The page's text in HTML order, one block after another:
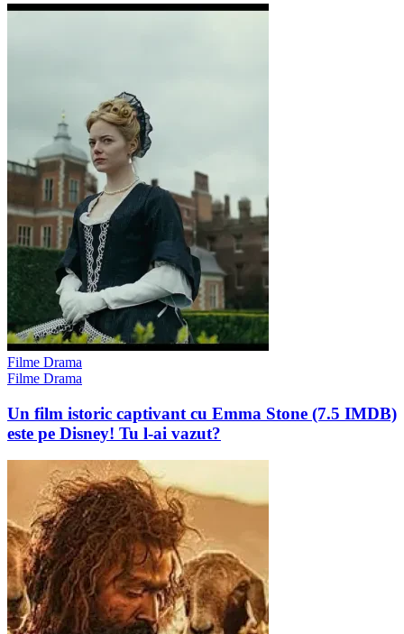
Filme Drama
Filme Drama
Un film istoric captivant cu Emma Stone (7.5 IMDB)
este pe Disney! Tu l-ai vazut?